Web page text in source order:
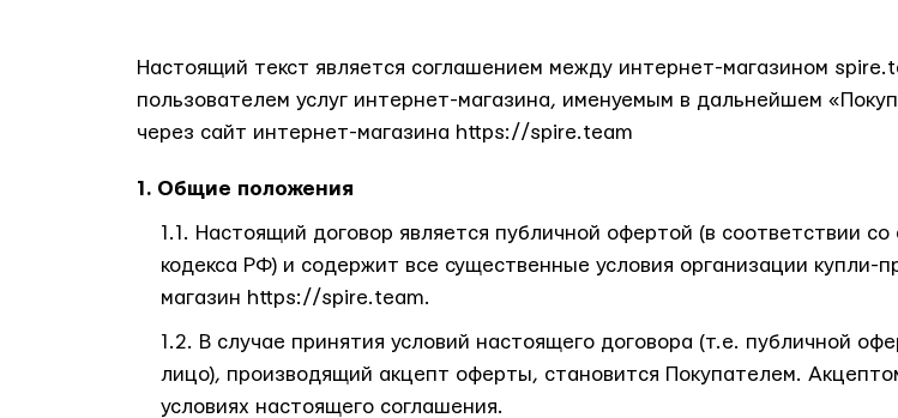
Настоящий текст является соглашением между интернет-магазином
пользователем услуг интернет-магазина, именуемым в дальнейшем
через сайт интернет-магазина https://spire.team
Общие положения
Настоящий договор является публичной офертой (в соответствии
кодекса РФ) и содержит все существенные условия организации
магазин https://spire.team.
В случае принятия условий настоящего договора (т.е. публичной
лицо), производящий акцепт оферты, становится Покупателем.
условиях настоящего соглашения.